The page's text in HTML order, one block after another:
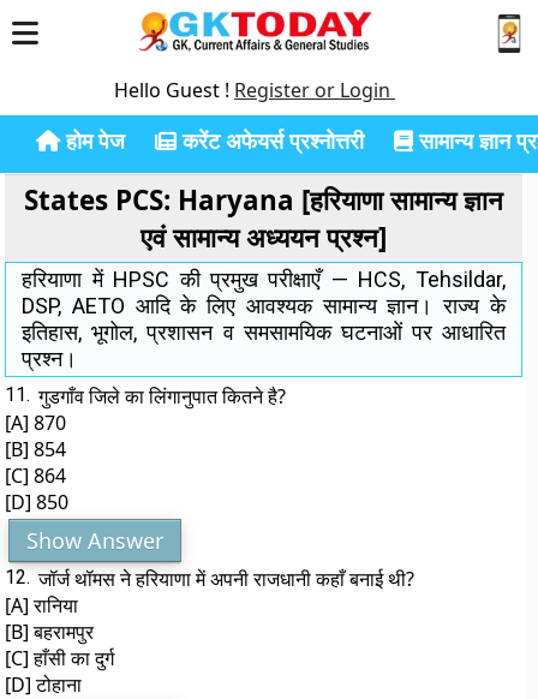
Hello Guest ! Register or Login
होम पेज करेंट अफेयर्स प्रश्नोत्तरी सामान्य ज्ञान
States PCS: Haryana [हरियाणा सामान्य ज्ञान
एवं सामान्य अध्ययन प्रश्न]
हरियाणा में HPSC की प्रमुख परीक्षाएँ — HCS, Tehsildar,
DSP, AETO आदि के लिए आवश्यक सामान्य ज्ञान। राज्य के
इतिहास, भूगोल, प्रशासन व समसामयिक घटनाओं पर आधारित
प्रश्न।
11. गुडगाँव जिले का लिंगानुपात कितने है?
[A] 870
[B] 854
[C] 864
[D] 850
Show Answer
12. जॉर्ज थॉमस ने हरियाणा में अपनी राजधानी कहाँ बनाई थी?
[A] रानिया
[B] बहरामपुर
[C] हाँसी का दुर्ग
[D] टोहाना